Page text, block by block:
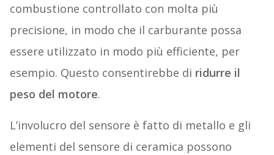
combustione controllato con molta più
precisione, in modo che il carburante possa
essere utilizzato in modo più efficiente, per
esempio. Questo consentirebbe di ridurre il
peso del motore.
L’involucro del sensore è fatto di metallo e gli
elementi del sensore di ceramica possono